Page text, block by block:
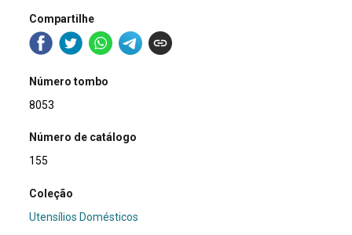
Compartilhe
Número tombo
8053
Número de catálogo
155
Coleção
Utensílios Domésticos